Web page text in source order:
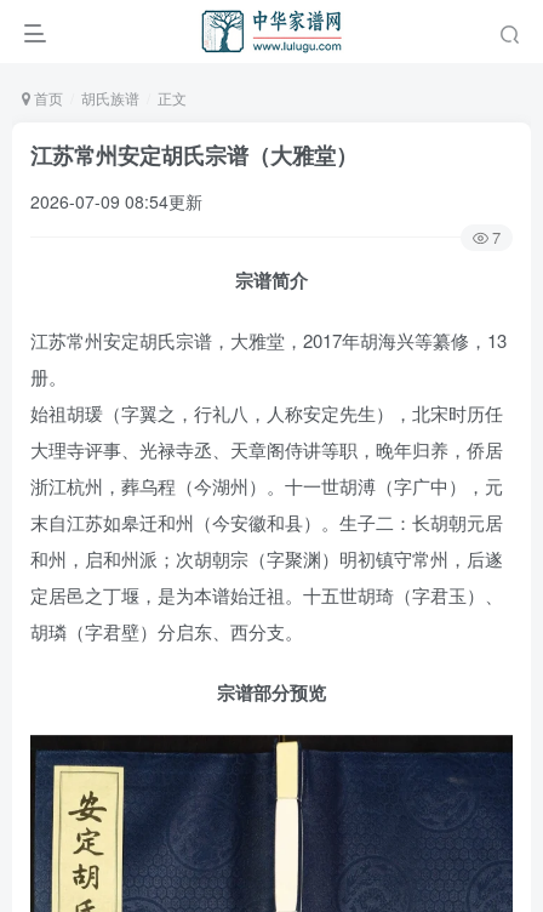
首页 胡氏族谱 正文
江苏常州安定胡氏宗谱（大雅堂）
2026-07-09 08:54更新
7
宗谱简介
江苏常州安定胡氏宗谱，大雅堂，2017年胡海兴等纂修，13
册。
始祖胡瑗（字翼之，行礼八，人称安定先生），北宋时历任
大理寺评事、光禄寺丞、天章阁侍讲等职，晚年归养，侨居
浙江杭州，葬乌程（今湖州）。十一世胡溥（字广中），元
末自江苏如皋迁和州（今安徽和县）。生子二：长胡朝元居
和州，启和州派；次胡朝宗（字聚渊）明初镇守常州，后遂
定居邑之丁堰，是为本谱始迁祖。十五世胡琦（字君玉）、
胡璘（字君壁）分启东、西分支。
宗谱部分预览